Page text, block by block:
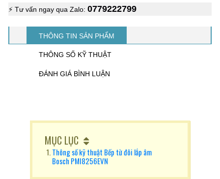
⚡ Tư vấn ngay qua Zalo: 0779222799
THÔNG TIN SẢN PHẨM
THÔNG SỐ KỸ THUẬT
ĐÁNH GIÁ BÌNH LUẬN
MỤC LỤC
Thông số kỹ thuật Bếp từ đôi lắp âm
Bosch PMI8256EVN